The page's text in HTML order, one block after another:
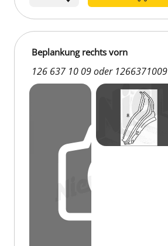
Beplankung rechts vorn
126 637 10 09 oder 1266371009